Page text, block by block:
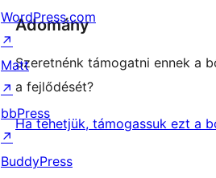
Adomány
Szeretnénk támogatni ennek a
a fejlődését?
Ha tehetjük, támogassuk ezt a
WordPress.com
↗
Matt
↗
bbPress
↗
BuddyPress